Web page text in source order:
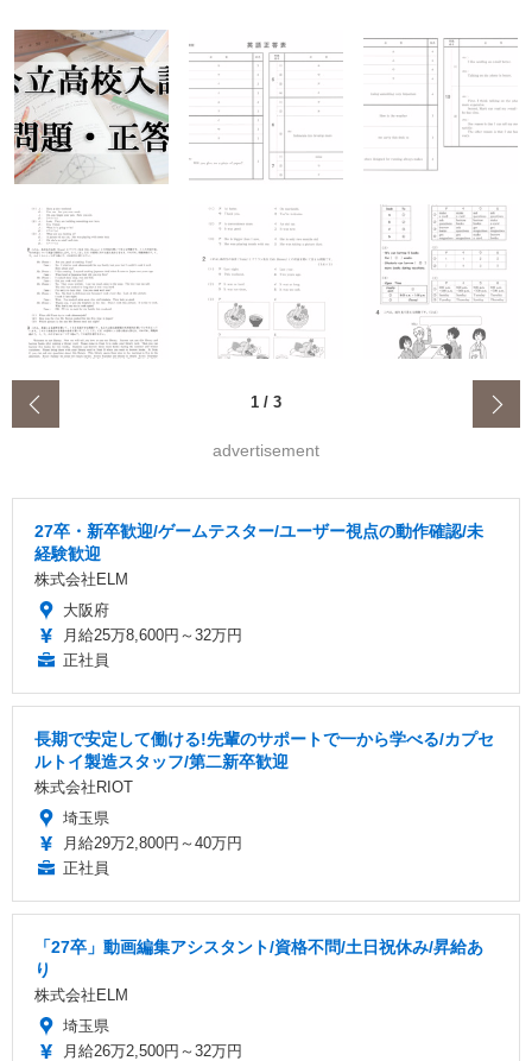
1 / 3
advertisement
27卒・新卒歓迎/ゲームテスター/ユーザー視点の動作確認/未
経験歓迎
株式会社ELM
大阪府
月給25万8,600円～32万円
正社員
長期で安定して働ける!先輩のサポートで一から学べる/カプセ
ルトイ製造スタッフ/第二新卒歓迎
株式会社RIOT
埼玉県
月給29万2,800円～40万円
正社員
「27卒」動画編集アシスタント/資格不問/土日祝休み/昇給あ
り
株式会社ELM
埼玉県
月給26万2,500円～32万円